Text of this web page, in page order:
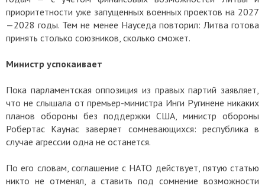
приоритетности уже запущенных военных проектов на 2027
—2028 годы. Тем не менее Науседа повторил: Литва готова
принять столько союзников, сколько сможет.
Министр успокаивает
Пока парламентская оппозиция из правых партий заявляет,
что не слышала от премьер-министра Инги Ругинене никаких
планов обороны без поддержки США, министр обороны
Робертас Каунас заверяет сомневающихся: республика в
случае агрессии одна не останется.
По его словам, соглашение с НАТО действует, пятую статью
никто не отменял, а ставить под сомнение возможности